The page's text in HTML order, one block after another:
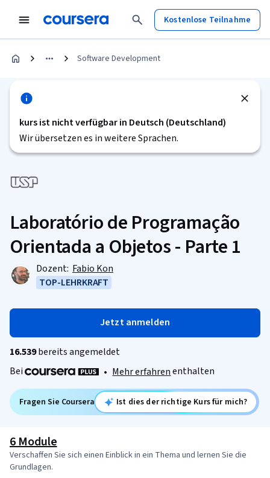
Kostenlose Teilnahme
Software Development
kurs ist nicht verfügbar in Deutsch (Deutschland)
Wir übersetzen es in weitere Sprachen.
Laboratório de Programação
Orientada a Objetos - Parte 1
Dozent: Fabio Kon
TOP-LEHRKRAFT
Jetzt anmelden
16.539bereits angemeldet
Bei
• Mehr erfahrenenthalten
Fragen Sie Coursera Ist dies der richtige Kurs für mich?
6 Module
Verschaffen Sie sich einen Einblick in ein Thema und lernen Sie die
Grundlagen.